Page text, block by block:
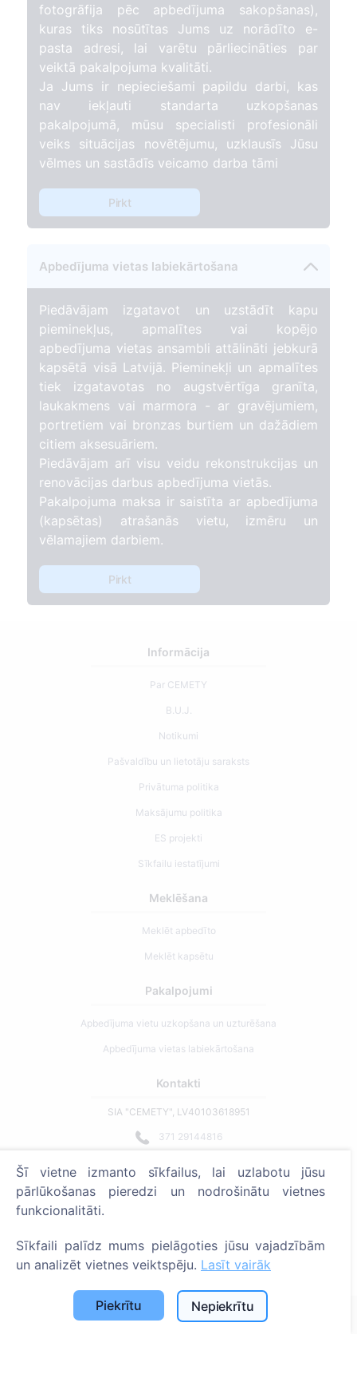
fotogrāfija pēc apbedījuma sakopšanas),
kuras tiks nosūtītas Jums uz norādīto e-
pasta adresi, lai varētu pārliecināties par
veiktā pakalpojuma kvalitāti.
Ja Jums ir nepieciešami papildu darbi, kas
nav iekļauti standarta uzkopšanas
pakalpojumā, mūsu specialisti profesionāli
veiks situācijas novētējumu, uzklausīs Jūsu
vēlmes un sastādīs veicamo darba tāmi
Pirkt
Apbedījuma vietas labiekārtošana
Piedāvājam izgatavot un uzstādīt kapu
pieminekļus, apmalītes vai kopējo
apbedījuma vietas ansambli attālināti jebkurā
kapsētā visā Latvijā. Pieminekļi un apmalītes
tiek izgatavotas no augstvērtīga granīta,
laukakmens vai marmora - ar gravējumiem,
portretiem vai bronzas burtiem un dažādiem
citiem aksesuāriem.
Piedāvājam arī visu veidu rekonstrukcijas un
renovācijas darbus apbedījuma vietās.
Pakalpojuma maksa ir saistīta ar apbedījuma
(kapsētas) atrašanās vietu, izmēru un
vēlamajiem darbiem.
Pirkt
Informācija
Par CEMETY
B.U.J.
Notikumi
Pašvaldību un lietotāju saraksts
Privātuma politika
Maksājumu politika
ES projekti
Sīkfailu iestatījumi
Meklēšana
Meklēt apbedīto
Meklēt kapsētu
Pakalpojumi
Apbedījuma vietu uzkopšana un uzturēšana
Apbedījuma vietas labiekārtošana
Kontakti
SIA "CEMETY", LV40103618951
371 29144816
Strādājam visā Latvijā!
Administratoriem
© 2013 - 2026 Cemety Visas tiesības aizsargātas
Privātuma politika un noteikumi.
Šī vietne izmanto sīkfailus, lai uzlabotu jūsu
pārlūkošanas pieredzi un nodrošinātu vietnes
funkcionalitāti.
Sīkfaili palīdz mums pielāgoties jūsu vajadzībām
un analizēt vietnes veiktspēju. Lasīt vairāk
Piekrītu Nepiekrītu